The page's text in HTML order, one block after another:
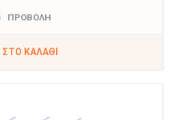
ΠΡΟΒΟΛΗ
ΣΤΟ ΚΑΛΆΘΙ